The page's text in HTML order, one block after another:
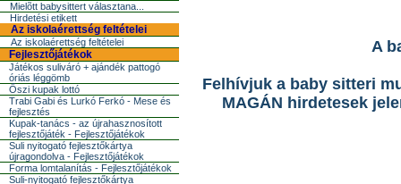
Mielõtt babysittert választana...
Hirdetési etikett
Az iskolaérettség feltételei
Az iskolaérettség feltételei
Fejlesztőjátékok
Játékos suliváró + ajándék pattogó
óriás léggömb
Őszi kupak lottó
Trabi Gabi és Lurkó Ferkó - Mese és
fejlesztés
Kupak-tanács - az újrahasznosított
fejlesztőjáték - Fejlesztőjátékok
Suli nyitogató fejlesztőkártya
újragondolva - Fejlesztőjátékok
Forma lomtalanítás - Fejlesztőjátékok
Suli-nyitogató fejlesztőkártya
A
Felhívjuk a baby sitteri
MAGÁN hirdetesek